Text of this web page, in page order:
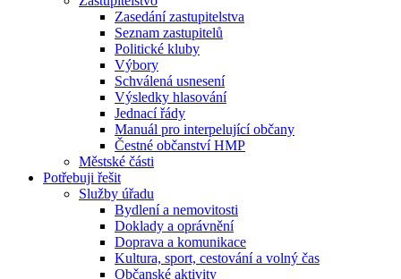
Zasedání zastupitelstva
Seznam zastupitelů
Politické kluby
Výbory
Schválená usnesení
Výsledky hlasování
Jednací řády
Manuál pro interpelující občany
Čestné občanství HMP
Městské části
Potřebuji řešit
Služby úřadu
Bydlení a nemovitosti
Doklady a oprávnění
Doprava a komunikace
Kultura, sport, cestování a volný čas
Občanské aktivity